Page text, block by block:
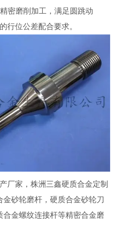
密磨削加工，满足圆跳动
行位公差配合要求。
家，株洲三鑫硬质合金定制
砂轮磨杆，硬质合金砂轮刀
金螺纹连接杆等精密合金磨